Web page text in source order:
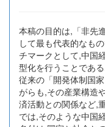
本稿の目的は,「非先
して最も代表的なも
チマークとして,中国
型化を行うことであ
従来の「開発体制国
がらも,その産業構造
済活動との関係など,
では,そのような中国